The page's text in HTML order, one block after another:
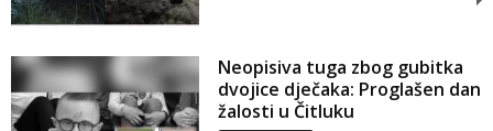
Neopisiva tuga zbog gubitka
dvojice dječaka: Proglašen dan
žalosti u Čitluku